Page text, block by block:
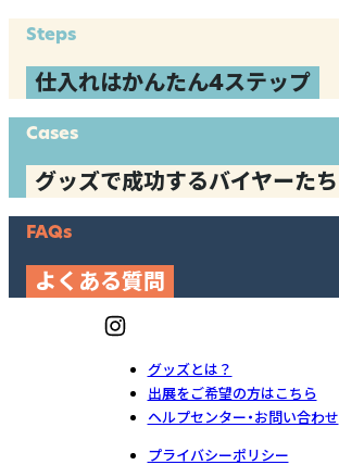
Steps
仕入れはかんたん4ステップ
Cases
グッズで成功するバイヤーたち
FAQs
よくある質問
グッズとは？
出展をご希望の方はこちら
ヘルプセンター・お問い合わせ
プライバシーポリシー